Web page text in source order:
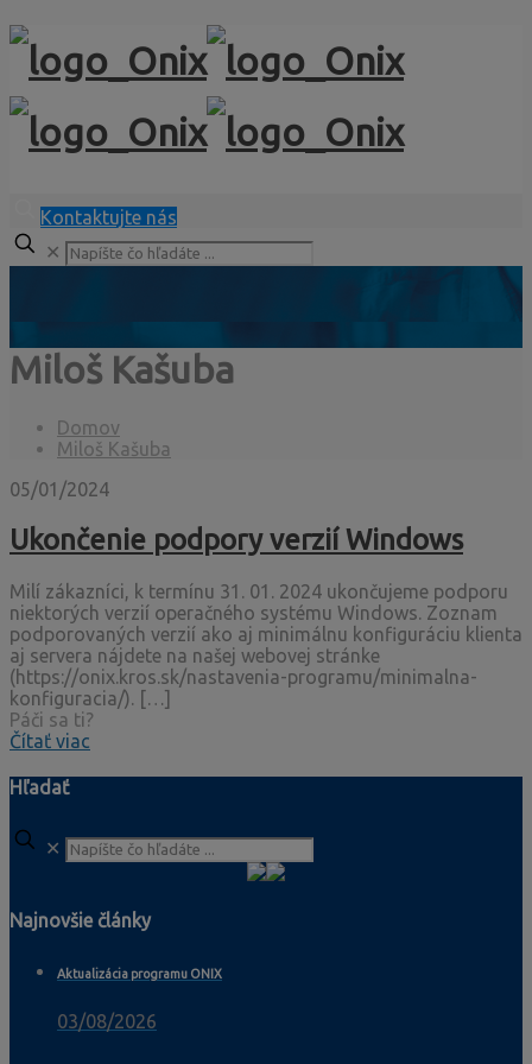
Kontaktujte nás
✕
Miloš Kašuba
Domov
Miloš Kašuba
05/01/2024
Ukončenie podpory verzií Windows
Milí zákazníci, k termínu 31. 01. 2024 ukončujeme podporu
niektorých verzií operačného systému Windows. Zoznam
podporovaných verzií ako aj minimálnu konfiguráciu klienta
aj servera nájdete na našej webovej stránke
(https://onix.kros.sk/nastavenia-programu/minimalna-
konfiguracia/). […]
Páči sa ti?
Čítať viac
Hľadať
✕
Najnovšie články
Aktualizácia programu ONIX
03/08/2026